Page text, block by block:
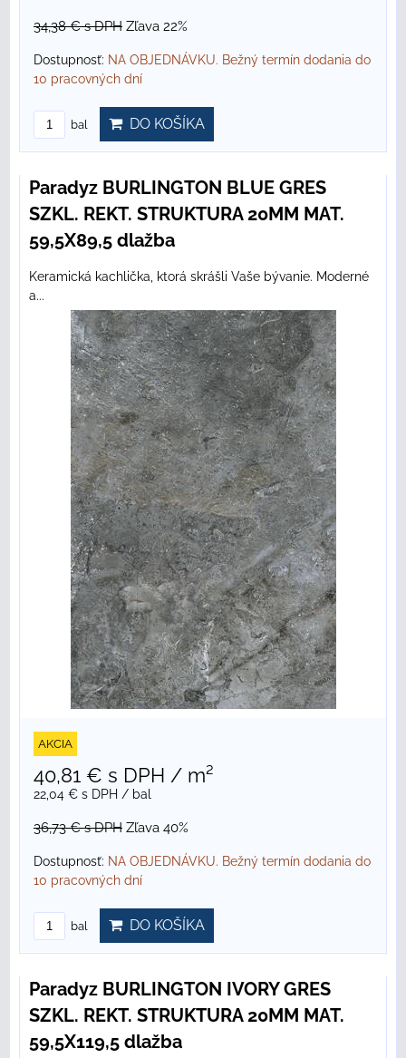
34,38 €s DPH Zľava 22%
Dostupnosť: NA OBJEDNÁVKU. Bežný termín dodania do
10 pracovných dní
bal DO KOŠÍKA
Paradyz BURLINGTON BLUE GRES
SZKL. REKT. STRUKTURA 20MM MAT.
59,5X89,5 dlažba
Keramická kachlička, ktorá skrášli Vaše bývanie. Moderné
a...
AKCIA
40,81 € s DPH / m²
22,04 € s DPH / bal
36,73 €s DPH Zľava 40%
Dostupnosť: NA OBJEDNÁVKU. Bežný termín dodania do
10 pracovných dní
bal DO KOŠÍKA
Paradyz BURLINGTON IVORY GRES
SZKL. REKT. STRUKTURA 20MM MAT.
59,5X119,5 dlažba